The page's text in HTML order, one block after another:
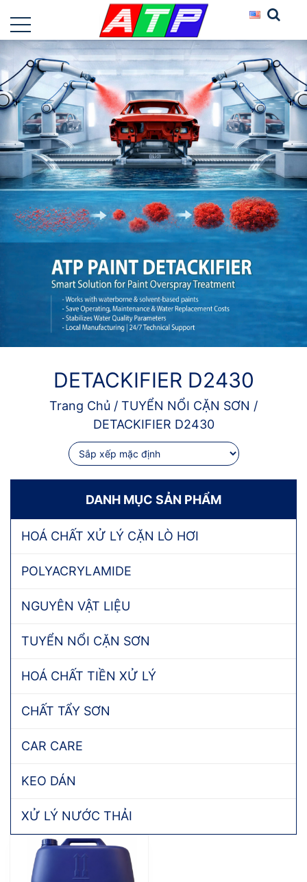
DETACKIFIER D2430
Trang Chủ / TUYỂN NỔI CẶN SƠN /
DETACKIFIER D2430
DANH MỤC SẢN PHẨM
HOÁ CHẤT XỬ LÝ CẶN LÒ HƠI
POLYACRYLAMIDE
NGUYÊN VẬT LIỆU
TUYỂN NỔI CẶN SƠN
HOÁ CHẤT TIỀN XỬ LÝ
CHẤT TẨY SƠN
CAR CARE
KEO DÁN
XỬ LÝ NƯỚC THẢI